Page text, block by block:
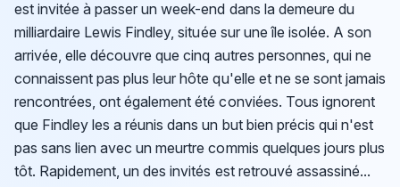
est invitée à passer un week-end dans la demeure du
milliardaire Lewis Findley, située sur une île isolée. A son
arrivée, elle découvre que cinq autres personnes, qui ne
connaissent pas plus leur hôte qu'elle et ne se sont jamais
rencontrées, ont également été conviées. Tous ignorent
que Findley les a réunis dans un but bien précis qui n'est
pas sans lien avec un meurtre commis quelques jours plus
tôt. Rapidement, un des invités est retrouvé assassiné...